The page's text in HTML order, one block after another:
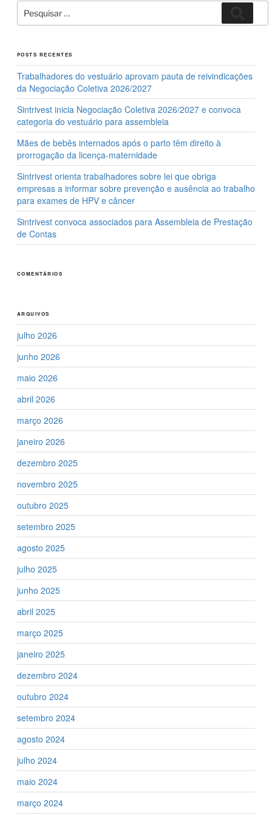
Pesquisar
por:
POSTS RECENTES
Trabalhadores do vestuário aprovam pauta de reivindicações
da Negociação Coletiva 2026/2027
Sintrivest inicia Negociação Coletiva 2026/2027 e convoca
categoria do vestuário para assembleia
Mães de bebês internados após o parto têm direito à
prorrogação da licença-maternidade
Sintrivest orienta trabalhadores sobre lei que obriga
empresas a informar sobre prevenção e ausência ao trabalho
para exames de HPV e câncer
Sintrivest convoca associados para Assembleia de Prestação
de Contas
COMENTÁRIOS
ARQUIVOS
julho 2026
junho 2026
maio 2026
abril 2026
março 2026
janeiro 2026
dezembro 2025
novembro 2025
outubro 2025
setembro 2025
agosto 2025
julho 2025
junho 2025
abril 2025
março 2025
janeiro 2025
dezembro 2024
outubro 2024
setembro 2024
agosto 2024
julho 2024
maio 2024
março 2024